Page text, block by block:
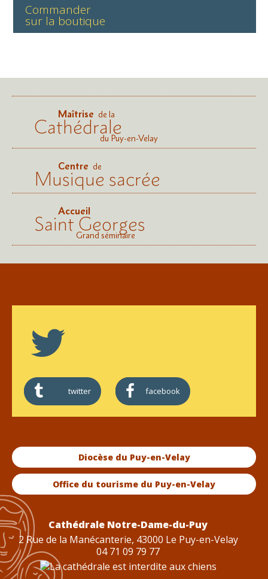
Commander
sur la boutique
Maîtrise de la
Cathédraledu Puy-en-Velay
Centre de
Musique sacrée
Accueil
Saint Georges
Grand séminaire
twitter facebook
Diocèse du Puy-en-Velay
Office du tourisme du Puy-en-Velay
Cathédrale Notre-Dame-du-Puy
2 Rue de la Manécanterie, 43000 Le Puy-en-Velay
04 71 09 79 77